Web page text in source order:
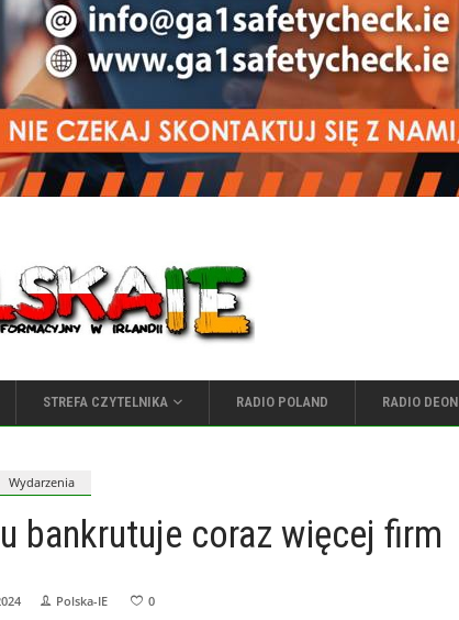
STREFA CZYTELNIKA RADIO POLAND RADIO DEON
Wydarzenia
bankrutuje coraz więcej firm
Polska-IE 0